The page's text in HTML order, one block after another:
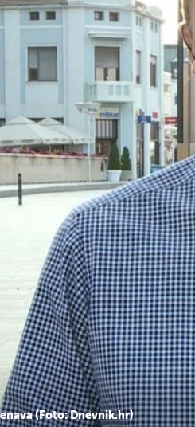
(Foto: Dnevnik.hr)
+1
je nebitno
pričati"
OBJAVILI IZ
Poznato